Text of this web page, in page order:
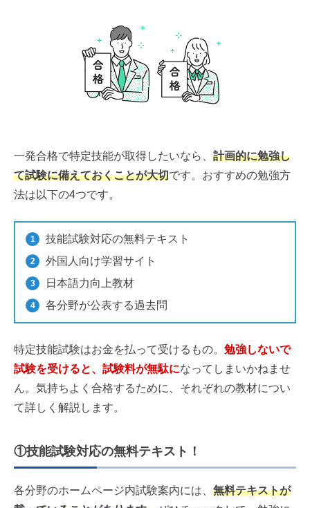
一発合格で特定技能が取得したいなら、 計画的に勉強し
て試験に備えておくことが大切です。おすすめの勉強方
法は以下の4つです。
技能試験対応の無料テキスト
外国人向け学習サイト
日本語力向上教材
各分野が公表する過去問
特定技能試験はお金を払って受けるもの。 勉強しないで
試験を受けると、試験料が無駄になってしまいかねませ
ん。気持ちよく合格するために、それぞれの教材につい
て詳しく解説します。
①技能試験対応の無料テキスト！
各分野のホームページ内試験案内には、 無料テキストが